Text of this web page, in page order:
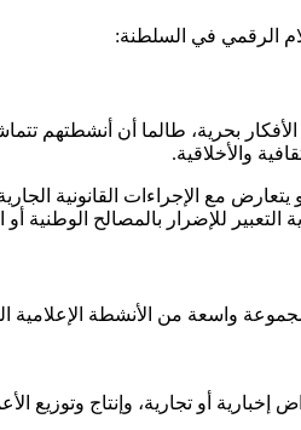
الرقمي في السلطنة:
بحرية، طالما أن أنشطتهم
والأخلاقية.
مع الإجراءات القانونية الجارية
للإضرار بالمصالح الوطنية أو
أو تجارية، وإنتاج وتوزيع